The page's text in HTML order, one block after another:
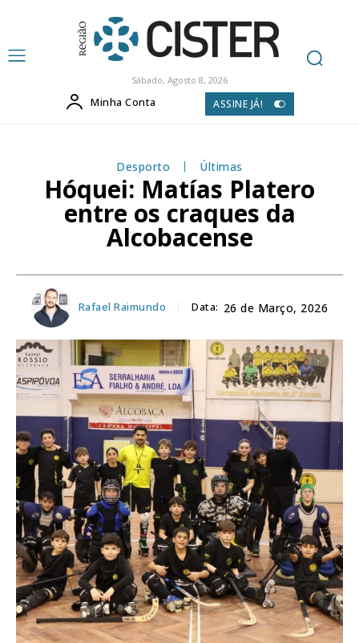
Sábado, Agosto 8, 2026
Minha Conta ASSINE JÁ!
Desporto Últimas
Hóquei: Matías Platero
entre os craques da
Alcobacense
Rafael Raimundo Data: 26 de Março, 2026